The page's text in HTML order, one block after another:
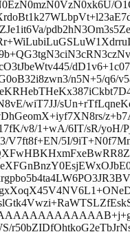
n5N+5/q6/
wiT7JJ/
v8/1+wA/6IT/sR/yoH/
V7ft8f+EN/5I/